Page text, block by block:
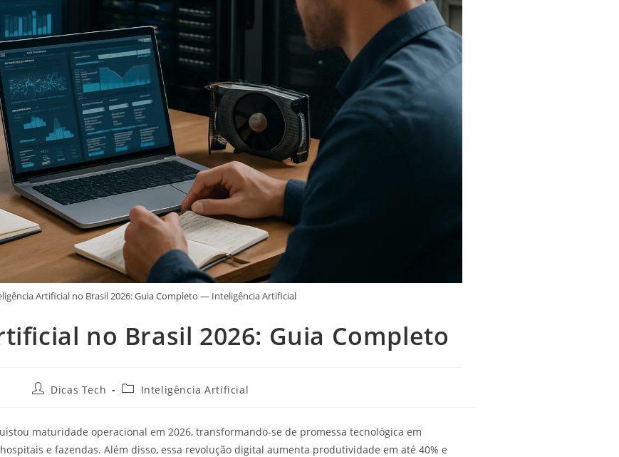
Artificial no Brasil 2026: Guia Completo — Inteligência Artificial
no Brasil 2026: Guia Completo
Dicas Tech Inteligência Artificial
maturidade operacional em 2026, transformando-se de promessa tecnológica em
e fazendas. Além disso, essa revolução digital aumenta produtividade em até 40% e